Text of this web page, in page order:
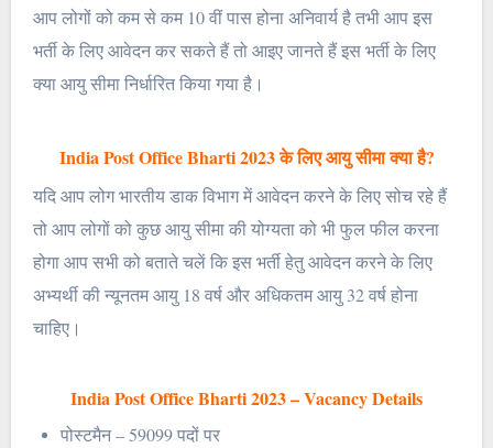
आप लोगों को कम से कम 10 वीं पास होना अनिवार्य है तभी आप इस
भर्ती के लिए आवेदन कर सकते हैं तो आइए जानते हैं इस भर्ती के लिए
क्या आयु सीमा निर्धारित किया गया है।
India Post Office Bharti 2023 के लिए आयु सीमा क्या है?
यदि आप लोग भारतीय डाक विभाग में आवेदन करने के लिए सोच रहे हैं
तो आप लोगों को कुछ आयु सीमा की योग्यता को भी फुल फील करना
होगा आप सभी को बताते चलें कि इस भर्ती हेतु आवेदन करने के लिए
अभ्यर्थी की न्यूनतम आयु 18 वर्ष और अधिकतम आयु 32 वर्ष होना
चाहिए।
India Post Office Bharti 2023 – Vacancy Details
पोस्टमैन – 59099 पदों पर